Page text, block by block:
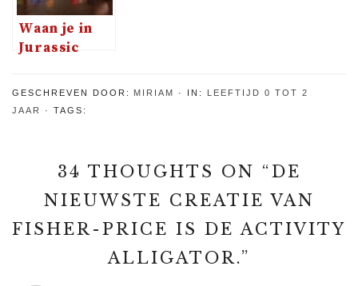
Waan je in
Jurassic
SmartMax
My First –
GESCHREVEN DOOR: MIRIAM IN:
LEEFTIJD 0 TOT 2
JAAR
TAGS:
34 THOUGHTS ON “DE
NIEUWSTE CREATIE VAN
FISHER-PRICE IS DE ACTIVITY
ALLIGATOR.”